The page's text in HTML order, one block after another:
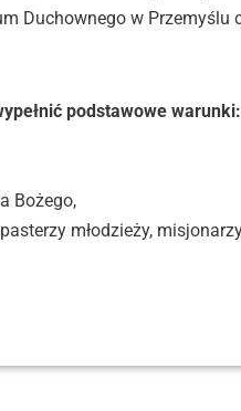
Duchownego w
podstawowe warunki:
Bożego,
młodzieży,